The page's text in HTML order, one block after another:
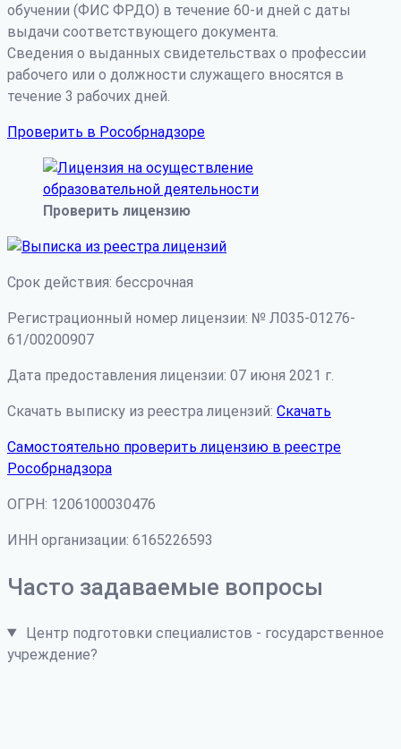
обучении (ФИС ФРДО) в течение 60-и дней с даты
выдачи соответствующего документа.
Сведения о выданных свидетельствах о профессии
рабочего или о должности служащего вносятся в
течение 3 рабочих дней.
Проверить в Рособрнадзоре
Проверить лицензию
Срок действия: бессрочная
Регистрационный номер лицензии: № Л035-01276-
61/00200907
Дата предоставления лицензии: 07 июня 2021 г.
Скачать выписку из реестра лицензий: Скачать
Самостоятельно проверить лицензию в реестре
Рособрнадзора
ОГРН: 1206100030476
ИНН организации: 6165226593
Часто задаваемые вопросы
Центр подготовки специалистов - государственное
учреждение?